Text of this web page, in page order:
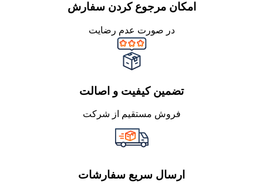
امکان مرجوع کردن سفارش
در صورت عدم رضایت
تضمین کیفیت و اصالت
فروش مستقیم از شرکت
ارسال سریع سفارشات